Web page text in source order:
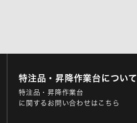
特注品・昇降作業台について
特注品・昇降作業台
に関するお問い合わせはこちら